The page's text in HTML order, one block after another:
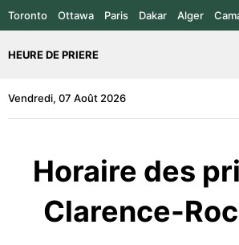
Toronto Ottawa Paris Dakar Alger
HEURE DE PRIERE
Vendredi, 07 Août 2026
Horaire des
Clarence-